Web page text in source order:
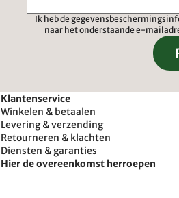
Ik heb de
naar het onderstaande e-
Klantenservice
Winkelen & betaalen
Levering & verzending
Retourneren & klachten
Diensten & garanties
Hier de overeenkomst herroepen